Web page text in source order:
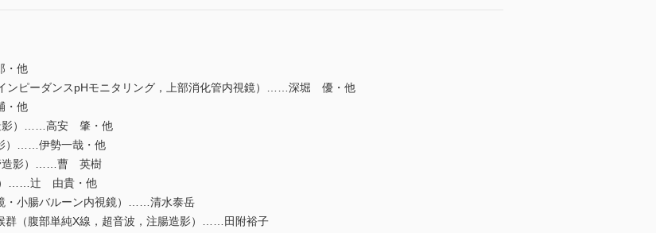
・他
ンピーダンスpHモニタリング，上部消化管内視鏡）……深堀 優・他
・他
影）……高安 肇・他
）……伊勢一哉・他
造影）……曹 英樹
）……辻 由貴・他
・小腸バルーン内視鏡）……清水泰岳
群（腹部単純X線，超音波，注腸造影）……田附裕子